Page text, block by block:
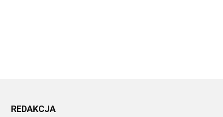
REDAKCJA